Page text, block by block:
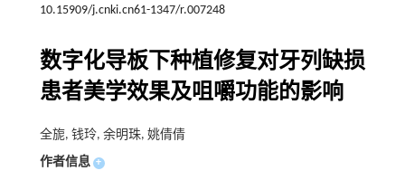
10.15909/j.cnki.cn61-1347/r.007248
数字化导板下种植修复对牙列缺损
患者美学效果及咀嚼功能的影响
全旎, 钱玲, 余明珠, 姚倩倩
作者信息 +